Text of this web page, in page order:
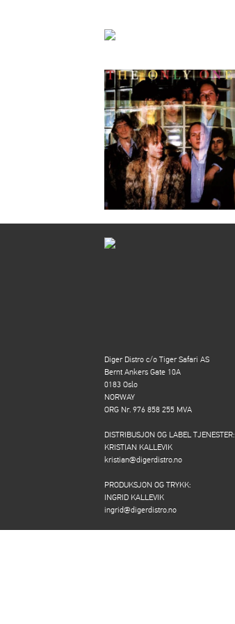
Diger Distro c/o Tiger Safari AS
Bernt Ankers Gate 10A
0183 Oslo
NORWAY
ORG Nr. 976 858 255 MVA
DISTRIBUSJON OG LABEL TJENESTER:
KRISTIAN KALLEVIK
kristian@digerdistro.no
PRODUKSJON OG TRYKK:
INGRID KALLEVIK
ingrid@digerdistro.no